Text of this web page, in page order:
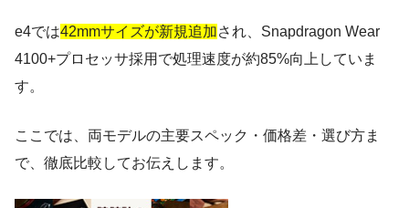
e4では42mmサイズが新規追加され、Snapdragon Wear
4100+プロセッサ採用で処理速度が約85%向上していま
す。
ここでは、両モデルの主要スペック・価格差・選び方ま
で、徹底比較してお伝えします。